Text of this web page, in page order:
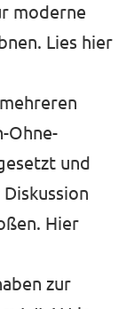
moderne
Lies hier
Ohne-
und
Hier
zur